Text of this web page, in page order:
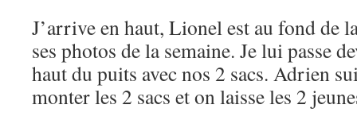
J’arrive en haut, Lionel est au fond de
ses photos de la semaine. Je lui passe
haut du puits avec nos 2 sacs. Adrien
monter les 2 sacs et on laisse les 2